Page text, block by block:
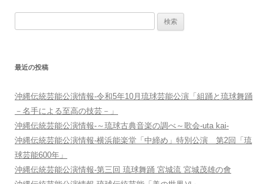
最近の投稿
沖縄伝統芸能公演情報-令和5年10月琉球芸能公演「組踊と琉球舞踊
－名手による至高の技芸－」
沖縄伝統芸能公演情報-～琉球古典音楽の調べ～歌会-uta kai-
沖縄伝統芸能公演情報-横浜能楽堂「中締め」特別公演 第2回「琉
球芸能600年」
沖縄伝統芸能公演情報-第三回 琉球舞踊 宮城流 宮城茂雄の會